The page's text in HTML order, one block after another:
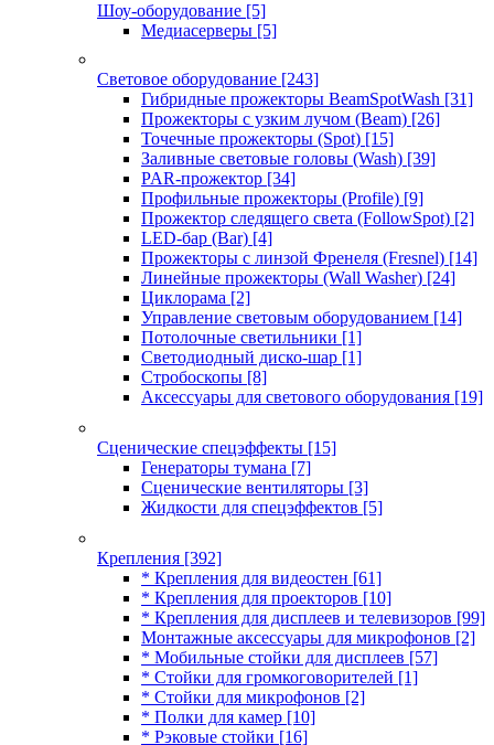
Шоу-оборудование [5]
Медиасерверы [5]
Световое оборудование [243]
Гибридные прожекторы BeamSpotWash [31]
Прожекторы с узким лучом (Beam) [26]
Точечные прожекторы (Spot) [15]
Заливные световые головы (Wash) [39]
PAR-прожектор [34]
Профильные прожекторы (Profile) [9]
Прожектор следящего света (FollowSpot) [2]
LED-бар (Bar) [4]
Прожекторы с линзой Френеля (Fresnel) [14]
Линейные прожекторы (Wall Washer) [24]
Циклорама [2]
Управление световым оборудованием [14]
Потолочные светильники [1]
Светодиодный диско-шар [1]
Стробоскопы [8]
Аксессуары для светового оборудования [19]
Сценические спецэффекты [15]
Генераторы тумана [7]
Сценические вентиляторы [3]
Жидкости для спецэффектов [5]
Крепления [392]
* Крепления для видеостен [61]
* Крепления для проекторов [10]
* Крепления для дисплеев и телевизоров [99]
Монтажные аксессуары для микрофонов [2]
* Мобильные стойки для дисплеев [57]
* Стойки для громкоговорителей [1]
* Стойки для микрофонов [2]
* Полки для камер [10]
* Рэковые стойки [16]